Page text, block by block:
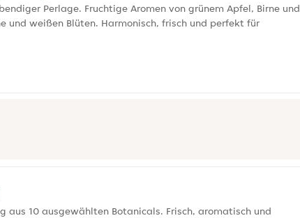
Perlage. Fruchtige Aromen von grünem Apfel, Birne und
und weißen Blüten. Harmonisch, frisch und perfekt für
aus 10 ausgewählten Botanicals. Frisch, aromatisch und